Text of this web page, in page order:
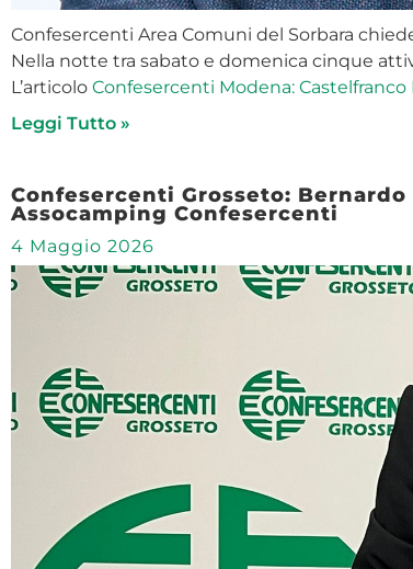
Confesercenti Area Comuni del Sorbara
Nella notte tra sabato e domenica cinque
L’articolo Confesercenti Modena:
Leggi Tutto »
Confesercenti Grosseto:
Assocamping Confesercenti
4 Maggio 2026